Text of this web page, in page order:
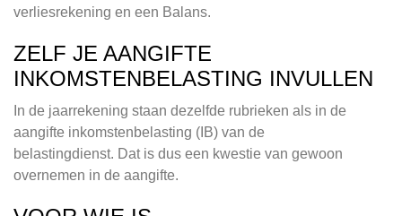
verliesrekening en een Balans.
ZELF JE AANGIFTE
INKOMSTENBELASTING INVULLEN
In de jaarrekening staan dezelfde rubrieken als in de
aangifte inkomstenbelasting (IB) van de
belastingdienst. Dat is dus een kwestie van gewoon
overnemen in de aangifte.